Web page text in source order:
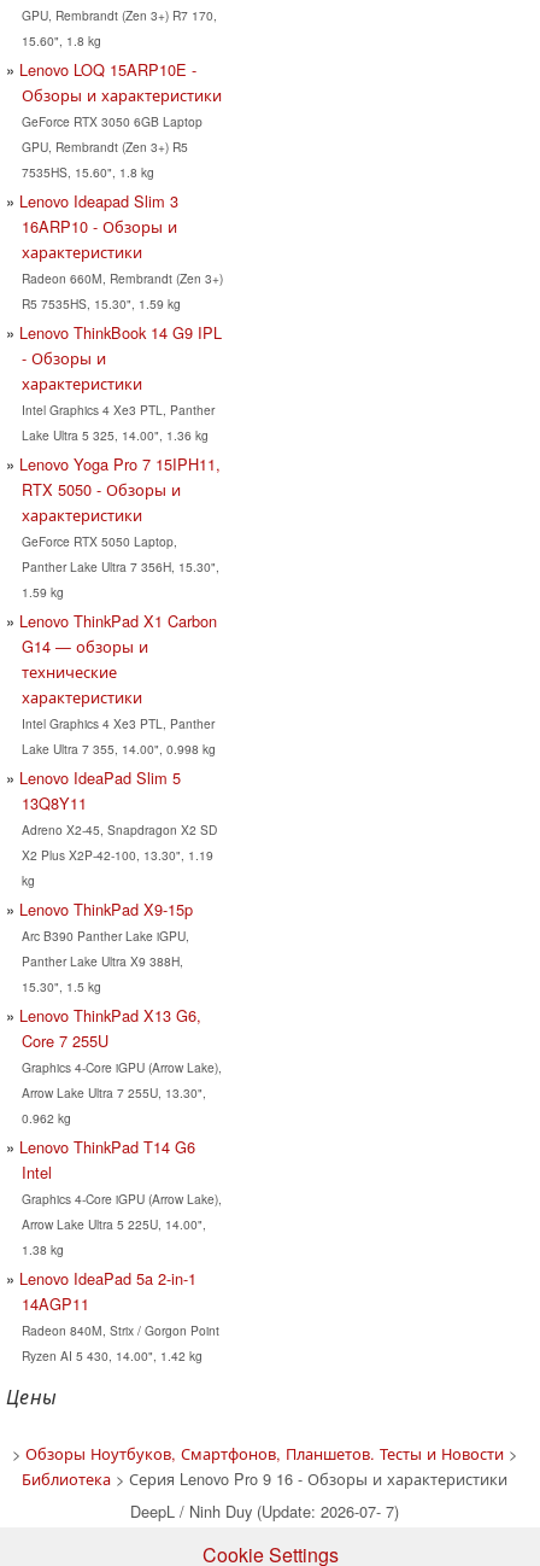
GPU, Rembrandt (Zen 3+) R7 170,
15.60", 1.8 kg
Lenovo LOQ 15ARP10E -
Обзоры и характеристики
GeForce RTX 3050 6GB Laptop
GPU, Rembrandt (Zen 3+) R5
7535HS, 15.60", 1.8 kg
Lenovo Ideapad Slim 3
16ARP10 - Обзоры и
характеристики
Radeon 660M, Rembrandt (Zen 3+)
R5 7535HS, 15.30", 1.59 kg
Lenovo ThinkBook 14 G9 IPL
- Обзоры и
характеристики
Intel Graphics 4 Xe3 PTL, Panther
Lake Ultra 5 325, 14.00", 1.36 kg
Lenovo Yoga Pro 7 15IPH11,
RTX 5050 - Обзоры и
характеристики
GeForce RTX 5050 Laptop,
Panther Lake Ultra 7 356H, 15.30",
1.59 kg
Lenovo ThinkPad X1 Carbon
G14 — обзоры и
технические
характеристики
Intel Graphics 4 Xe3 PTL, Panther
Lake Ultra 7 355, 14.00", 0.998 kg
Lenovo IdeaPad Slim 5
13Q8Y11
Adreno X2-45, Snapdragon X2 SD
X2 Plus X2P-42-100, 13.30", 1.19
kg
Lenovo ThinkPad X9-15p
Arc B390 Panther Lake iGPU,
Panther Lake Ultra X9 388H,
15.30", 1.5 kg
Lenovo ThinkPad X13 G6,
Core 7 255U
Graphics 4-Core iGPU (Arrow Lake),
Arrow Lake Ultra 7 255U, 13.30",
0.962 kg
Lenovo ThinkPad T14 G6
Intel
Graphics 4-Core iGPU (Arrow Lake),
Arrow Lake Ultra 5 225U, 14.00",
1.38 kg
Lenovo IdeaPad 5a 2-in-1
14AGP11
Radeon 840M, Strix / Gorgon Point
Ryzen AI 5 430, 14.00", 1.42 kg
Цены
> Обзоры Ноутбуков, Смартфонов, Планшетов. Тесты и Новости>
Библиотека> Серия Lenovo Pro 9 16 - Обзоры и характеристики
DeepL / Ninh Duy (Update: 2026-07- 7)
Cookie Settings